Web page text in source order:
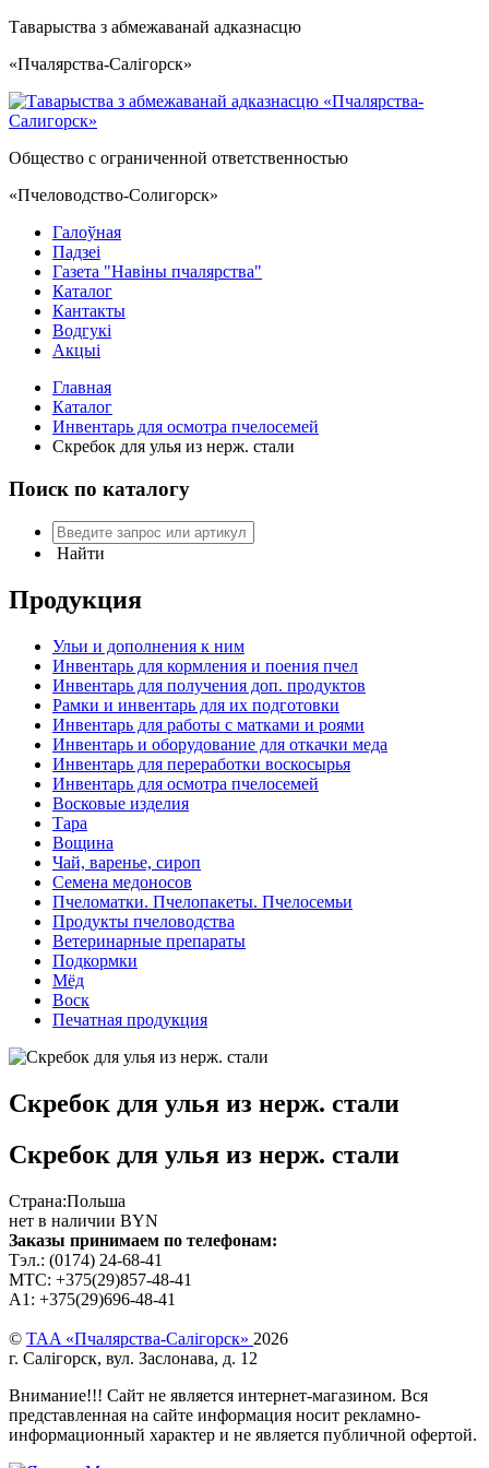
Таварыства з абмежаванай адказнасцю
«Пчалярства-Салiгорск»
Общество с ограниченной ответственностью
«Пчеловодство-Солигорск»
Галоўная
Падзеі
Газета "Навiны пчалярства"
Каталог
Кантакты
Водгукi
Акцыі
Главная
Каталог
Инвентарь для осмотра пчелосемей
Скребок для улья из нерж. стали
Поиск по каталогу
Найти
Продукция
Ульи и дополнения к ним
Инвентарь для кормления и поения пчел
Инвентарь для получения доп. продуктов
Рамки и инвентарь для их подготовки
Инвентарь для работы с матками и роями
Инвентарь и оборудование для откачки меда
Инвентарь для переработки воскосырья
Инвентарь для осмотра пчелосемей
Восковые изделия
Тара
Вощина
Чай, варенье, сироп
Семена медоносов
Пчеломатки. Пчелопакеты. Пчелосемьи
Продукты пчеловодства
Ветеринарные препараты
Подкормки
Мёд
Воск
Печатная продукция
Скребок для улья из нерж. стали
Скребок для улья из нерж. стали
Страна:Польша
нет в наличии BYN
Заказы принимаем по телефонам:
Тэл.: (0174) 24-68-41
МТС: +375(29)857-48-41
А1: +375(29)696-48-41
© TAA «Пчалярства-Салігорск» 2026
г. Салігорск, вул. Заслонава, д. 12
Внимание!!! Cайт не является интернет-магазином. Вся
представленная на сайте информация носит рекламно-
информационный характер и не является публичной офертой.